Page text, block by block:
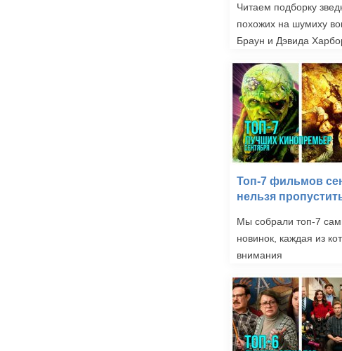
Читаем подборку
похожих на шумиху
Браун и Дэвида
Топ-7 фильмов
нельзя
Мы собрали топ-7
новинок, каждая из
внимания